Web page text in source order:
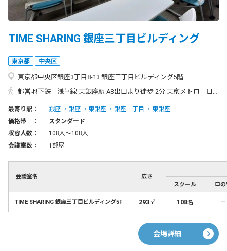
TIME SHARING 銀座三丁目ビルディング
東京都 中央区
東京都中央区銀座3丁目8-13 銀座三丁目ビルディング5階
都営地下鉄 浅草線 東銀座駅 A8出口より徒歩 2分 東京メトロ 日比谷線 東銀座駅 A2出口より徒歩 3分 東京メトロ 銀座線 銀座駅 A13出口より徒歩 3分 東京メトロ 丸の内線 銀座駅 A13出口より徒歩 3分 東京メトロ 有楽町線 銀座一丁目駅 11出口より徒歩 4分 ◆東銀座駅「A8出口」からのアクセス方法 ①A8出口を出ると、左手にファミリーマートがあるので角を右折してください。 ②直進して、2つ目の角を右折します。 ③左手3つ目のビルが当ビルです。 ※ビルの入り口は左側にございます。
最寄り駅： 銀座 銀座 東銀座 銀座一丁目
東銀座
価格帯 ：
スタンダード
収容人数：
108人〜108人
会議室数：
1部屋
会議室名
広さ
スクール
ロの
TIME SHARING 銀座三丁目ビルディング5F 293㎡ 108名 －
会場詳細